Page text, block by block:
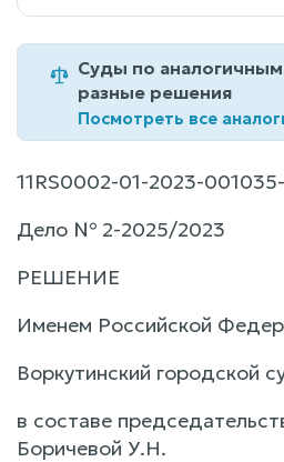
Суды по
разные решения
Посмотреть все
11RS0002-01-2023-
Дело № 2-2025/2023
РЕШЕНИЕ
Именем Российской
Воркутинский городской
в составе
Боричевой У.Н.